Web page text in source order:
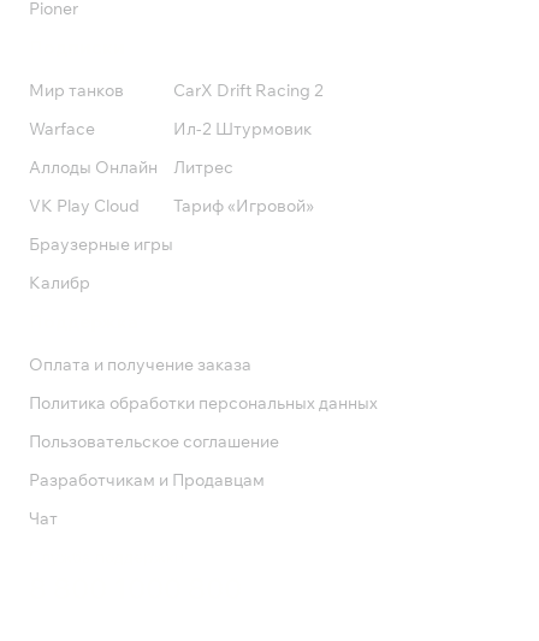
Pioner
Мир танков
Warface
Аллоды Онлайн
VK Play Cloud
Браузерные игры
Калибр
CarX Drift Racing 2
Ил-2 Штурмовик
Литрес
Тариф «Игровой»
Оплата и получение заказа
Политика обработки персональных данных
Пользовательское соглашение
Разработчикам и Продавцам
Чат